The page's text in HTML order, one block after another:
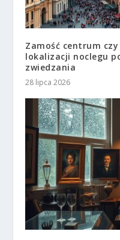
Zamość centrum
lokalizacji noclegu
zwiedzania
28 lipca 2026